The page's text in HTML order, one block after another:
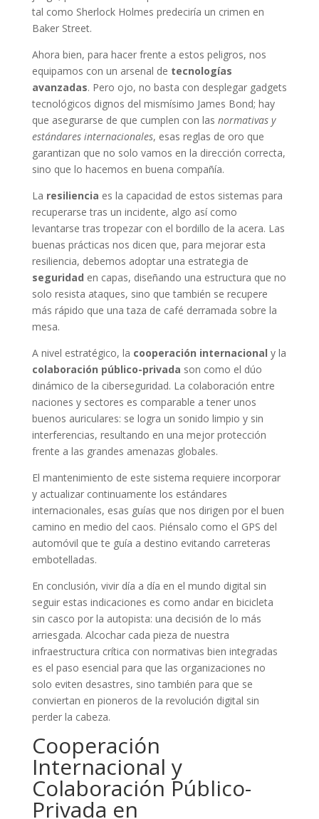
tal como Sherlock Holmes predeciría un crimen en
Baker Street.
Ahora bien, para hacer frente a estos peligros, nos
equipamos con un arsenal de tecnologías
avanzadas. Pero ojo, no basta con desplegar gadgets
tecnológicos dignos del mismísimo James Bond; hay
que asegurarse de que cumplen con las normativas y
estándares internacionales, esas reglas de oro que
garantizan que no solo vamos en la dirección correcta,
sino que lo hacemos en buena compañía.
La resiliencia es la capacidad de estos sistemas para
recuperarse tras un incidente, algo así como
levantarse tras tropezar con el bordillo de la acera. Las
buenas prácticas nos dicen que, para mejorar esta
resiliencia, debemos adoptar una estrategia de
seguridad en capas, diseñando una estructura que no
solo resista ataques, sino que también se recupere
más rápido que una taza de café derramada sobre la
mesa.
A nivel estratégico, la cooperación internacional y la
colaboración público-privada son como el dúo
dinámico de la ciberseguridad. La colaboración entre
naciones y sectores es comparable a tener unos
buenos auriculares: se logra un sonido limpio y sin
interferencias, resultando en una mejor protección
frente a las grandes amenazas globales.
El mantenimiento de este sistema requiere incorporar
y actualizar continuamente los estándares
internacionales, esas guías que nos dirigen por el buen
camino en medio del caos. Piénsalo como el GPS del
automóvil que te guía a destino evitando carreteras
embotelladas.
En conclusión, vivir día a día en el mundo digital sin
seguir estas indicaciones es como andar en bicicleta
sin casco por la autopista: una decisión de lo más
arriesgada. Alcochar cada pieza de nuestra
infraestructura crítica con normativas bien integradas
es el paso esencial para que las organizaciones no
solo eviten desastres, sino también para que se
conviertan en pioneros de la revolución digital sin
perder la cabeza.
Cooperación
Internacional y
Colaboración Público-
Privada en